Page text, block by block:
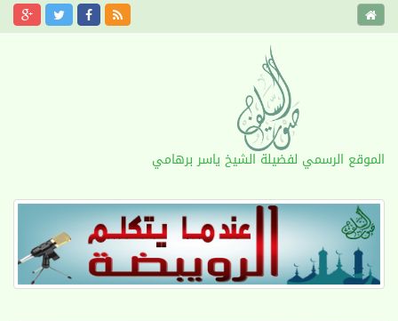
الموقع الرسمي لفضيلة الشيخ ياسر برهامي